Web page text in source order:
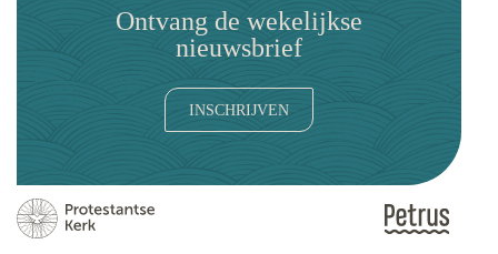
Ontvang de wekelijkse
nieuwsbrief
INSCHRIJVEN